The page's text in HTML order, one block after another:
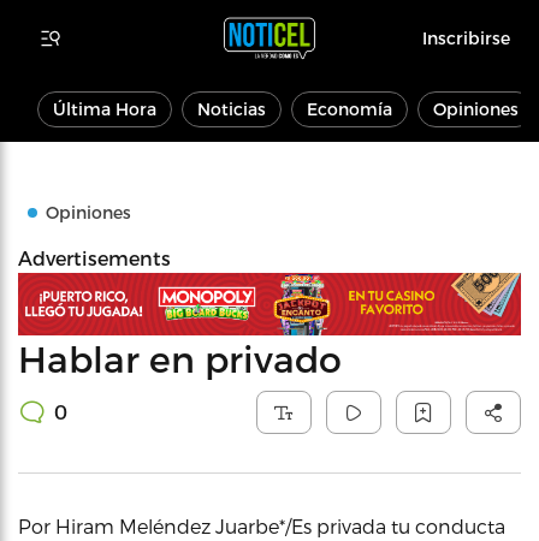
Inscribirse
Última Hora Noticias Economía Opiniones
Opiniones
Advertisements
Hablar en privado
0
Por Hiram Meléndez Juarbe*/Es privada tu conducta